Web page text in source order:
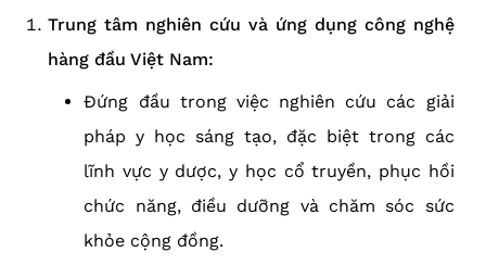
Trung tâm nghiên cứu và ứng dụng công nghệ
hàng đầu Việt Nam:
Đứng đầu trong việc nghiên cứu các giải
pháp y học sáng tạo, đặc biệt trong các
lĩnh vực y dược, y học cổ truyền, phục hồi
chức năng, điều dưỡng và chăm sóc sức
khỏe cộng đồng.